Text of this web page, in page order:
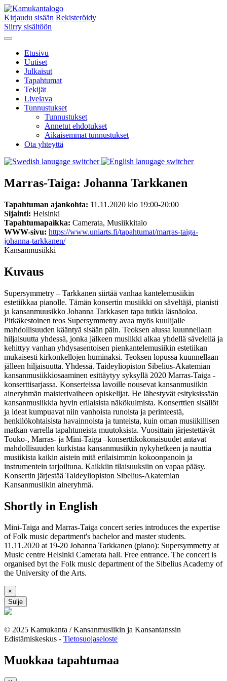
Kirjaudu sisään Rekisteröidy
Siirry sisältöön
Etusivu
Uutiset
Julkaisut
Tapahtumat
Tekijät
Livelava
Tunnustukset
Tunnustukset
Annetut ehdotukset
Aikaisemmat tunnustukset
Ota yhteyttä
Marras-Taiga: Johanna Tarkkanen
Tapahtuman ajankohta: 11.11.2020 klo 19:00-20:00
Sijainti: Helsinki
Tapahtumapaikka: Camerata, Musiikkitalo
WWW-sivu: https://www.uniarts.fi/tapahtumat/marras-taiga-
johanna-tarkkanen/
Kansanmusiikki
Kuvaus
Supersymmetry – Tarkkanen siirtää vanhaa kantelemusiikin
estetiikkaa pianolle. Tämän konsertin musiikki on säveltäjä, pianisti
ja kansanmuusikko Johanna Tarkkasen tapa tutkia läsnäoloa.
Pitkäkestoinen teos Supersymmetry avaa myös kuulijalle
mahdollisuuden kääntyä sisään päin. Teoksen alussa kuunnellaan
hiljaisuutta yhdessä, jonka jälkeen musiikki alkaa yhdellä sävelellä ja
kehittyy vanhan yhdysasentoisen pienkantelemusiikin estetiikan
mukaisesti kirkonkellojen huminaksi. Teoksen lopussa kuunnellaan
jälleen hiljaisuutta. Yhdessä. Taideyliopiston Sibelius-Akatemian
kansanmusiikkiosaaminen esittäytyy syksyllä 2020 Marras-Taiga -
konserttisarjassa. Konserteissa lavoille nousevat kansanmusiikin
aineryhmän maisterivaiheen opiskelijat. He lähestyvät esityksissään
kansanmusiikkia hyvin erilaisista näkökulmista. Konserttien sisällöt
ja ideat kumpuavat niin vanhoista runoista ja perinteestä,
henkilökohtaisista havainnoista ja tunteista, kuin oman musiikillisen
matkan varrella tapahtuneista muutoksista. Vuosittain järjestettävät
Touko-, Marras- ja Mini-Taiga –konserttikokonaisuudet antavat
mahdollisuuden kurkistaa kansanmusiikin nykyhetkeen ja nauttia
musiikista kaikin aistein mitä erilaisimmin kokoonpanoin ja
instrumentein tarjoiltuna. Kaikkiin tilaisuuksiin on vapaa pääsy.
Konsertin järjestää Taideyliopiston Sibelius-Akatemian
Kansanmusiikin aineryhmä.
Shortly in English
Mini-Taiga and Marras-Taiga concert series introduces the expertise
of Folk music department's bachelor and master students.
11.11.2020 at 19-20 Johanna Tarkkanen (piano): Supersymmetry at
Music centre Helsinki Camerata hall. Free entrance. The concert is
organised byt the Folk music department of the Sibelius Academy of
the University of the Arts.
×
Sulje
© 2025 Kamukanta / Kansanmusiikin ja Kansantanssin
Edistämiskeskus - Tietosuojaseloste
Muokkaa tapahtumaa